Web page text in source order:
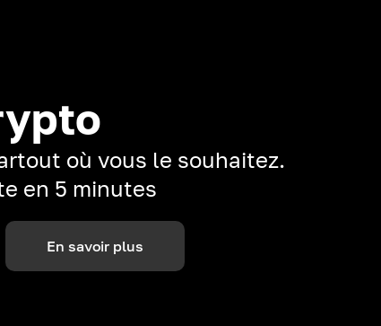
où vous le souhaitez.
en 5 minutes
En savoir plus